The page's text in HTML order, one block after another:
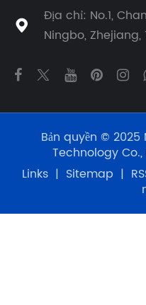

Địa chỉ: No.1,
Ningbo, Zhejiang,
Bản quyền ©
Technology
Links | Sitemap |